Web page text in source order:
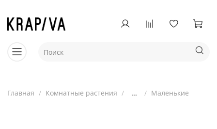
Главная Комнатные растения ... Маленькие